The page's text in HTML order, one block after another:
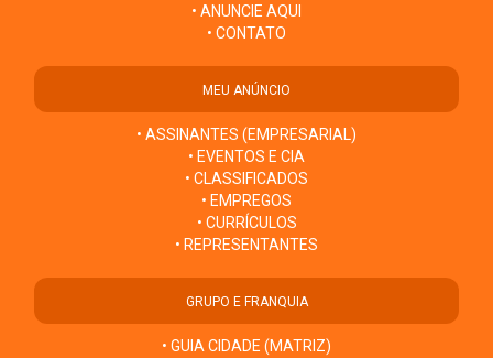
• ANUNCIE AQUI
• CONTATO
MEU ANÚNCIO
• ASSINANTES (EMPRESARIAL)
• EVENTOS E CIA
• CLASSIFICADOS
• EMPREGOS
• CURRÍCULOS
• REPRESENTANTES
GRUPO E FRANQUIA
• GUIA CIDADE (MATRIZ)